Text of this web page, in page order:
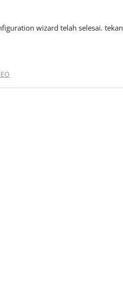
wizard telah selesai. tekan